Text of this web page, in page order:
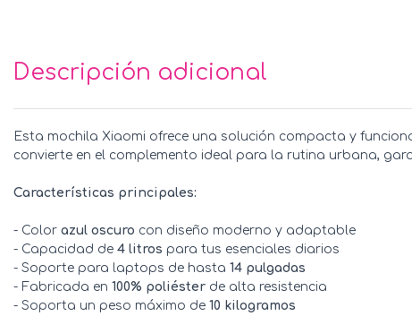
Descripción adicional
Esta mochila Xiaomi ofrece una solución compacta y
convierte en el complemento ideal para la rutina urbana,
Características principales:
- Color azul oscuro con diseño moderno y adaptable
- Capacidad de 4 litros para tus esenciales diarios
- Soporte para laptops de hasta 14 pulgadas
- Fabricada en 100% poliéster de alta resistencia
- Soporta un peso máximo de 10 kilogramos